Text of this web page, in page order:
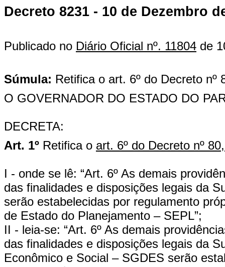
Decreto 8231 - 10 de Dezembro
Publicado no Diário Oficial nº. 11804 de
Súmula: Retifica o art. 6º do Decreto nº
O GOVERNADOR DO ESTADO DO
DECRETA:
Art. 1º Retifica o art. 6º do Decreto nº
I - onde se lê: “Art. 6º As demais
das finalidades e disposições legais da
serão estabelecidas por regulamento
de Estado do Planejamento – SEPL”;
II - leia-se: “Art. 6º As demais
das finalidades e disposições legais da
Econômico e Social – SGDES serão